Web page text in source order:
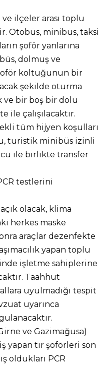
ilçeler arası toplu
Otobüs, minibüs, taksi
şoför yanlarına
dolmuş ve
koltuğunun bir
şekilde oturma
ve bir boş bir dolu
ile çalışılacaktır.
tüm hijyen koşulları
turistik minibüs izinli
ile birlikte transfer
testlerini
olacak, klima
herkes maske
araçlar dezenfekte
yapan toplu
işletme sahiplerine
Taahhüt
uyulmadığı tespit
uyarınca
ve Gazimağusa)
yapan tır şoförleri son
oldukları PCR